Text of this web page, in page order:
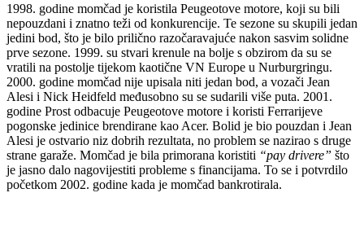
1998. godine momčad je koristila Peugeotove motore, koji su bili
nepouzdani i znatno teži od konkurencije. Te sezone su skupili jedan
jedini bod, što je bilo prilično razočaravajuće nakon sasvim solidne
prve sezone. 1999. su stvari krenule na bolje s obzirom da su se
vratili na postolje tijekom kaotične VN Europe u Nurburgringu.
2000. godine momčad nije upisala niti jedan bod, a vozači Jean
Alesi i Nick Heidfeld međusobno su se sudarili više puta. 2001.
godine Prost odbacuje Peugeotove motore i koristi Ferrarijeve
pogonske jedinice brendirane kao Acer. Bolid je bio pouzdan i Jean
Alesi je ostvario niz dobrih rezultata, no problem se nazirao s druge
strane garaže. Momčad je bila primorana koristiti “pay drivere” što
je jasno dalo nagovijestiti probleme s financijama. To se i potvrdilo
početkom 2002. godine kada je momčad bankrotirala.